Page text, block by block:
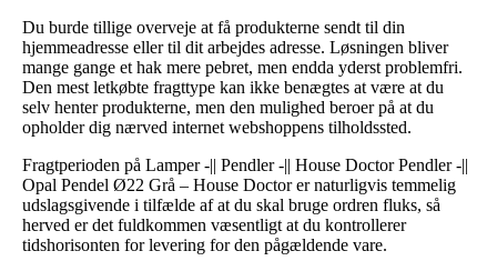
Du burde tillige overveje at få produkterne sendt til din
hjemmeadresse eller til dit arbejdes adresse. Løsningen bliver
mange gange et hak mere pebret, men endda yderst problemfri.
Den mest letkøbte fragttype kan ikke benægtes at være at du
selv henter produkterne, men den mulighed beroer på at du
opholder dig nærved internet webshoppens tilholdssted.
Fragtperioden på Lamper -|| Pendler -|| House Doctor Pendler -||
Opal Pendel Ø22 Grå – House Doctor er naturligvis temmelig
udslagsgivende i tilfælde af at du skal bruge ordren fluks, så
herved er det fuldkommen væsentligt at du kontrollerer
tidshorisonten for levering for den pågældende vare.